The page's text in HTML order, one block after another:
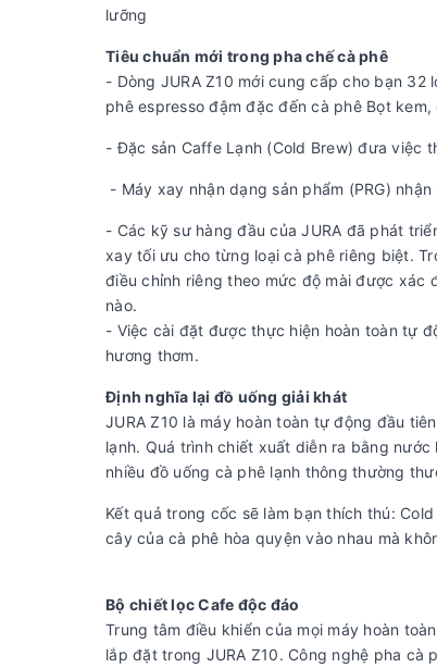
lưỡng
Tiêu chuẩn mới trong pha chế cà phê
- Dòng JURA Z10 mới cung cấp cho bạn
phê espresso đậm đặc đến cà phê Bọt
- Đặc sản Caffe Lạnh (Cold Brew) đưa việc
- Máy xay nhận dạng sản phẩm (PRG)
- Các kỹ sư hàng đầu của JURA đã phát
xay tối ưu cho từng loại cà phê riêng biệt.
điều chỉnh riêng theo mức độ mài được xác
nào.
- Việc cài đặt được thực hiện hoàn toàn tự
hương thơm.
Định nghĩa lại đồ uống giải khát
JURA Z10 là máy hoàn toàn tự động đầu
lạnh. Quá trình chiết xuất diễn ra bằng
nhiều đồ uống cà phê lạnh thông thường
Kết quả trong cốc sẽ làm bạn thích thú:
cây của cà phê hòa quyện vào nhau mà
Bộ chiết lọc Cafe độc đáo
Trung tâm điều khiển của mọi máy hoàn
lắp đặt trong JURA Z10. Công nghệ pha cà